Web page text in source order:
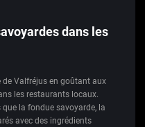
dans les
de Valfréjus en goûtant aux
les restaurants locaux.
la fondue savoyarde, la
avec des ingrédients